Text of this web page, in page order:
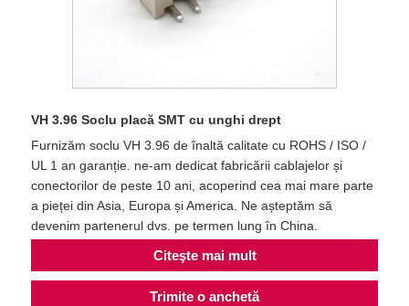
VH 3.96 Soclu placă SMT cu unghi drept
Furnizăm soclu VH 3.96 de înaltă calitate cu ROHS / ISO /
UL 1 an garanție. ne-am dedicat fabricării cablajelor și
conectorilor de peste 10 ani, acoperind cea mai mare parte
a pieței din Asia, Europa și America. Ne așteptăm să
devenim partenerul dvs. pe termen lung în China.
Citeşte mai mult
Trimite o anchetă